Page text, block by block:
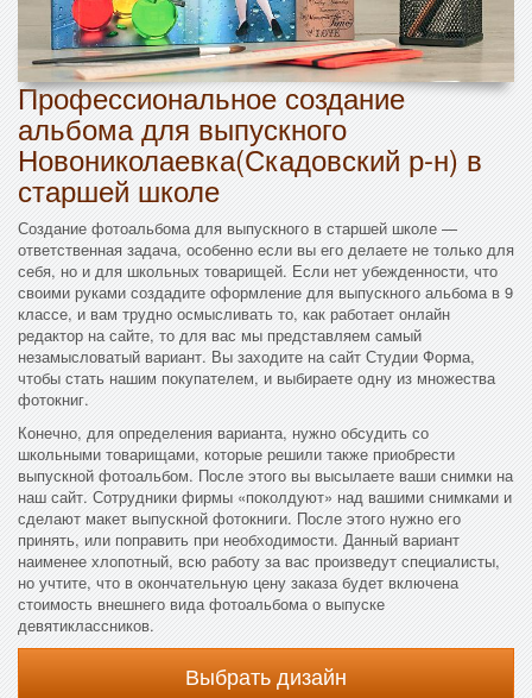
Профессиональное создание
альбома для выпускного
Новониколаевка(Скадовский р-н) в
старшей школе
Создание фотоальбома для выпускного в старшей школе —
ответственная задача, особенно если вы его делаете не только для
себя, но и для школьных товарищей. Если нет убежденности, что
своими руками создадите оформление для выпускного альбома в 9
классе, и вам трудно осмысливать то, как работает онлайн
редактор на сайте, то для вас мы представляем самый
незамысловатый вариант. Вы заходите на сайт Студии Форма,
чтобы стать нашим покупателем, и выбираете одну из множества
фотокниг.
Конечно, для определения варианта, нужно обсудить со
школьными товарищами, которые решили также приобрести
выпускной фотоальбом. После этого вы высылаете ваши снимки на
наш сайт. Сотрудники фирмы «поколдуют» над вашими снимками и
сделают макет выпускной фотокниги. После этого нужно его
принять, или поправить при необходимости. Данный вариант
наименее хлопотный, всю работу за вас произведут специалисты,
но учтите, что в окончательную цену заказа будет включена
стоимость внешнего вида фотоальбома о выпуске
девятиклассников.
Выбрать дизайн